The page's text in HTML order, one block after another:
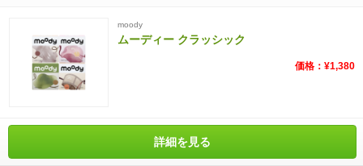
moody
ムーディー クラッシック
価格：¥1,380
詳細を見る